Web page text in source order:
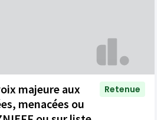
majeure aux
menacées ou
Retenue